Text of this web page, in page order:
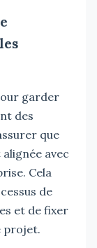
garder
des
que
avec
Cela
de
et de fixer
projet.